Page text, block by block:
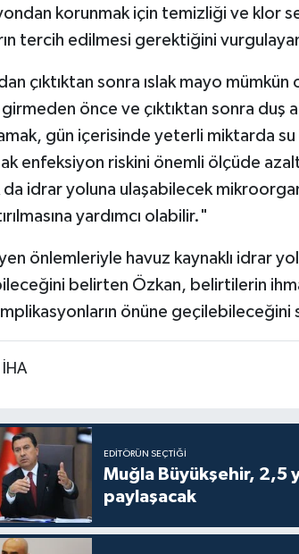
korunmak için temizliği ve klor
tercih edilmesi gerektiğini
çıktıktan sonra ıslak mayo
önce ve çıktıktan sonra duş
gün içerisinde yeterli miktarda
enfeksiyon riskini önemli ölçüde
idrar yoluna ulaşabilecek
yardımcı olabilir."
önlemleriyle havuz kaynaklı idrar
belirten Özkan, belirtilerin
önüne geçilebileceğini
İHA
EDITÖRÜN SEÇTIĞI
Muğla Büyükşehir, 2,5
paylaşacak